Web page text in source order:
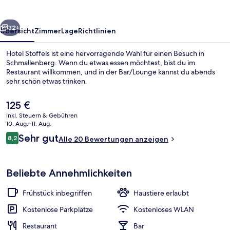
Restaurant
Weiter
32+
ÜbersichtZimmerLageRichtlinien
Hotel Stoffels ist eine hervorragende Wahl für einen Besuch in
Schmallenberg. Wenn du etwas essen möchtest, bist du im
Restaurant willkommen, und in der Bar/Lounge kannst du abends
sehr schön etwas trinken.
Der
aktuelle
Preis
beträgt
125 €.
125 €
inkl. Steuern & Gebühren
10. Aug.–11. Aug.
Bewertungen
8,28,2 von 10.
Sehr gutAlle 20 Bewertungen anzeigen
Beliebte Annehmlichkeiten
Frühstück inbegriffen
Haustiere erlaubt
Kostenlose Parkplätze
Kostenloses WLAN
Restaurant
Bar